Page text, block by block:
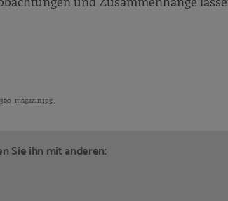
in den einzelnen
Sie ihn mit anderen: